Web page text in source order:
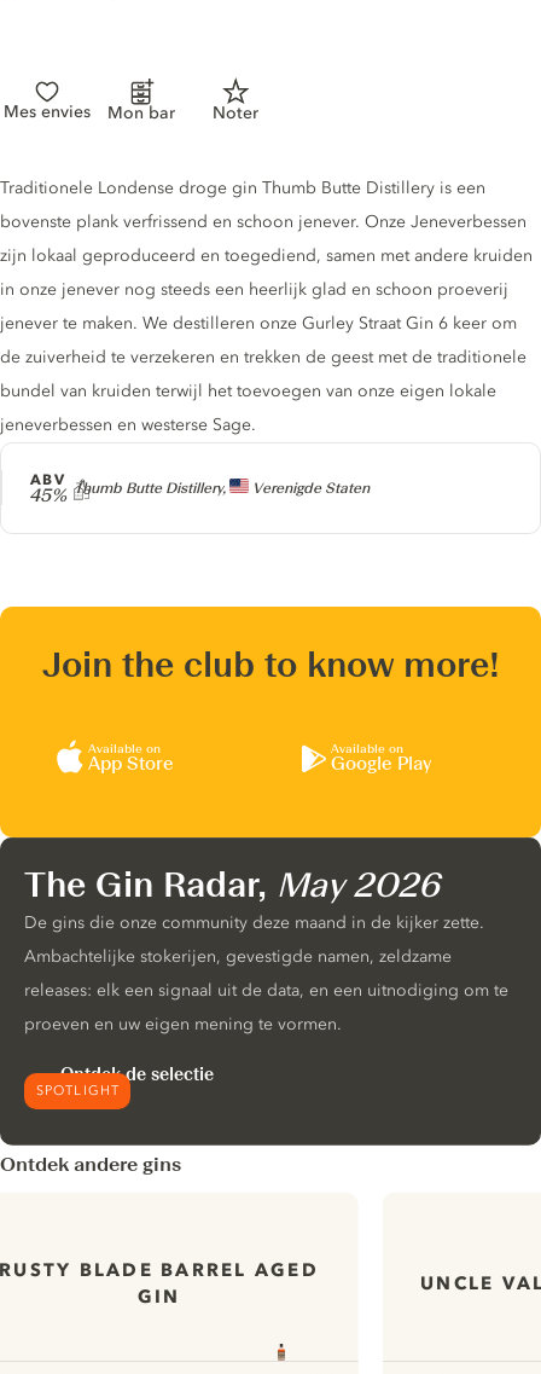
Mes envies Mon bar Noter
Producer
Thumb Butte Distillery, Verenigde Staten
ABV
45%
Gin description
Traditionele Londense droge gin Thumb Butte Distillery is een
bovenste plank verfrissend en schoon jenever. Onze Jeneverbessen
zijn lokaal geproduceerd en toegediend, samen met andere kruiden
in onze jenever nog steeds een heerlijk glad en schoon proeverij
jenever te maken. We destilleren onze Gurley Straat Gin 6 keer om
de zuiverheid te verzekeren en trekken de geest met de traditionele
bundel van kruiden terwijl het toevoegen van onze eigen lokale
jeneverbessen en westerse Sage.
Join the club to know more!
Available on
App Store
Available on
Google Play
SPOTLIGHT
The Gin Radar, May 2026
De gins die onze community deze maand in de kijker zette.
Ambachtelijke stokerijen, gevestigde namen, zeldzame
releases: elk een signaal uit de data, en een uitnodiging om te
proeven en uw eigen mening te vormen.
Ontdek de selectie
Ontdek andere gins
RUSTY BLADE BARREL AGED
GIN
UNCLE